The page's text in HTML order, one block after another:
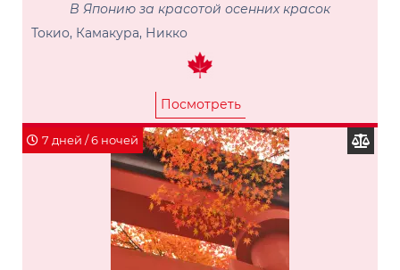
В Японию за красотой осенних красок
Токио, Камакура, Никко
Посмотреть
7 дней / 6 ночей